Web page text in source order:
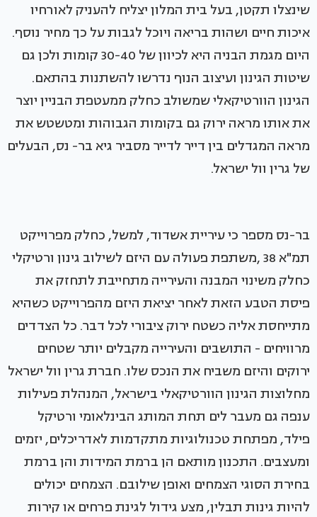
שינצלו תקטן, בעל בית המלון יצליח להעניק לאורחיו
איכות חיים ושהות בריאה ויוכל לגבות על כך מחיר נוסף.
היום מגמת הבניה היא לכיוון של 30-40 קומות ולכן גם
שיטות הגינון ועיצוב הנוף נדרשו להשתנות בהתאם.
הגינון הוורטיקאלי שמשולב כחלק ממעטפת הבניין יוצר
את אותו מראה ירוק גם בקומות הגבוהות ומטשטש את
מראה המגדלים בין דייר לדייר מסביר גיא בר- נס, הבעלים
של גרין וול ישראל.
בר-נס מספר כי עיריית אשדוד, למשל, כחלק מפרוייקט
תמ"א 38 ,משתפת פעולה עם היזם לשילוב גינון ורטיקלי
כחלק משינוי המבנה והעירייה מתחייבת לתחזק את
פיסת הטבע הזאת לאחר יציאת היזם מהפרוייקט כשהיא
מתייחסת אליה כשטח ירוק ציבורי לכל דבר. כל הצדדים
מרוויחים - התושבים והעירייה מקבלים יותר שטחים
ירוקים והיזם משביח את הנכס שלו. חברת גרין וול ישראל
מחלוצות הגינון הוורטיקאלי בישראל, המנהלת פעילות
ענפה גם מעבר לים תחת המותג הבינלאומי ורטיקל
פילד, מפתחת טכנולוגיות מתקדמות לאדריכלים, יזמים
ומעצבים. התכנון מותאם הן ברמת המידות והן ברמת
בחירת הסוגי הצמחים ואופן שילובם. הצמחים יכולים
להיות גינות תבלין, מצע גידול לגינת פרחים או קירות